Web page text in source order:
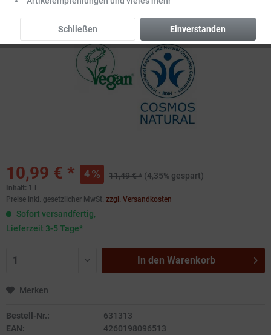
10,99 € * 4 11,49 € * (4,35% gespart)
Inhalt: 1 l
Preise inkl. gesetzlicher MwSt. zzgl. Versandkosten
Sofort versandfertig,
Lieferzeit 3-5 Tage*
In den Warenkorb
Merken
Bestell-Nr.:
631313
EAN:
4260198096513
Einverstanden
Schließen